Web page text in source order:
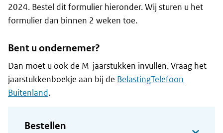
2024. Bestel dit formulier hieronder. Wij sturen u het
formulier dan binnen 2 weken toe.
Bent u ondernemer?
Dan moet u ook de M-jaarstukken invullen. Vraag het
jaarstukkenboekje aan bij de BelastingTelefoon
Buitenland.
Bestellen